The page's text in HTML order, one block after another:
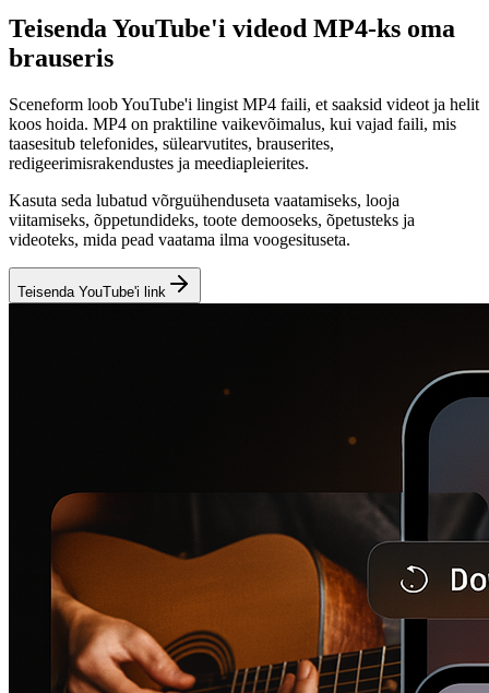
Teisenda YouTube'i videod MP4-ks oma
brauseris
Sceneform loob YouTube'i lingist MP4 faili, et saaksid videot ja helit
koos hoida. MP4 on praktiline vaikevõimalus, kui vajad faili, mis
taasesitub telefonides, sülearvutites, brauserites,
redigeerimisrakendustes ja meediapleierites.
Kasuta seda lubatud võrguühenduseta vaatamiseks, looja
viitamiseks, õppetundideks, toote demooseks, õpetusteks ja
videoteks, mida pead vaatama ilma voogesituseta.
Teisenda YouTube'i link